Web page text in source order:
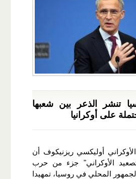
تنشر الذعر بين شعبها
على أوكرانيا
الأوكراني أوليكسي ريزنيكوف أن
الأوكراني" جزء من حرب
المحلي في روسيا، تمهيدا